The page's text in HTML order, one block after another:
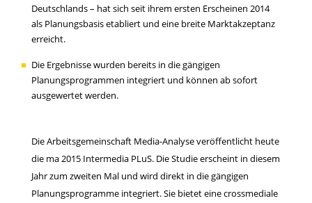
Deutschlands – hat sich seit ihrem ersten Erscheinen 2014
als Planungsbasis etabliert und eine breite Marktakzeptanz
erreicht.
Die Ergebnisse wurden bereits in die gängigen
Planungsprogrammen integriert und können ab sofort
ausgewertet werden.
Die Arbeitsgemeinschaft Media-Analyse veröffentlicht heute
die ma 2015 Intermedia PLuS. Die Studie erscheint in diesem
Jahr zum zweiten Mal und wird direkt in die gängigen
Planungsprogramme integriert. Sie bietet eine crossmediale